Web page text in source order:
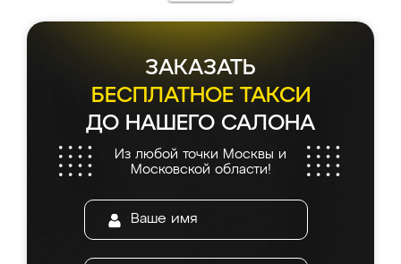
ЗАКАЗАТЬ
БЕСПЛАТНОЕ ТАКСИ
ДО НАШЕГО САЛОНА
Из любой точки Москвы и
Московской области!